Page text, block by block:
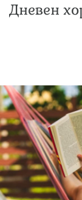
Дневен